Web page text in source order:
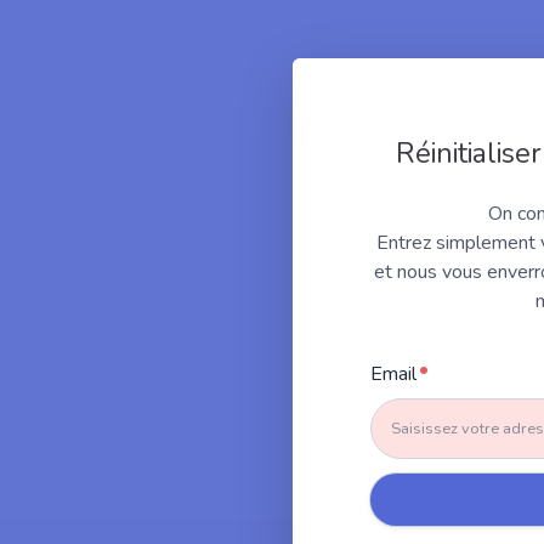
On
Entrez
et nous vous
Email